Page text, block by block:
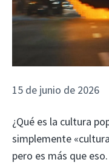
15 de junio de 2026
¿Qué es la cultura
simplemente
pero es más que